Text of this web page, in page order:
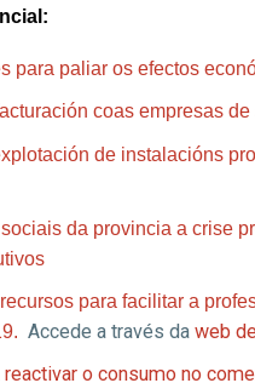
para paliar os efectos
coas empresas
de instalacións
da provincia a crise
para facilitar a
Accede a través da web
reactivar o consumo no